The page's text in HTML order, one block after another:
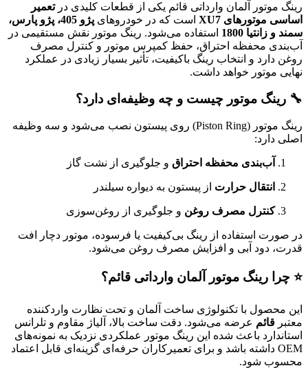
رینگ موتور آلمان وارداتی قائم یکی از قطعات کلیدی درتعمیر
اساسی موتورهای XU7
است که در خودروهای
پژو 405، پژو پارس،
سمند و زانتیا 1800
استفاده می‌شود. رینگ موتور نقش مستقیمی در
آب‌بندی محفظه احتراق، حفظ کمپرس موتور و کنترل مصرف
روغن دارد و انتخاب رینگ باکیفیت، تأثیر بسیار زیادی در عملکرد
نهایی موتور خواهد داشت.
🔧 رینگ موتور چیست و چه وظیفه‌ای دارد؟
رینگ موتور (Piston Ring) روی پیستون نصب می‌شود و سه وظیفه
اصلی دارد:
آب‌بندی محفظه احتراق و جلوگیری از نشت گاز
انتقال حرارت از پیستون به دیواره سیلندر
کنترل مصرف روغن و جلوگیری از روغن‌سوزی
در صورت استفاده از رینگ بی‌کیفیت یا فرسوده، موتور دچار افت
قدرت، دود آبی و افزایش مصرف روغن می‌شود.
⭐ چرا رینگ موتور آلمان وارداتی قائم؟
این محصول با تکنولوژی ساخت آلمان و تحت نظارت واردکننده
معتبر قائم عرضه می‌شود. دقت ساخت بالا، آلیاژ مقاوم و تلرانس
استاندارد باعث شده این رینگ موتور عملکردی نزدیک به نمونه‌های
OEM داشته باشد و برای تعمیرکاران حرفه‌ای گزینه‌ای قابل اعتماد
محسوب شود.